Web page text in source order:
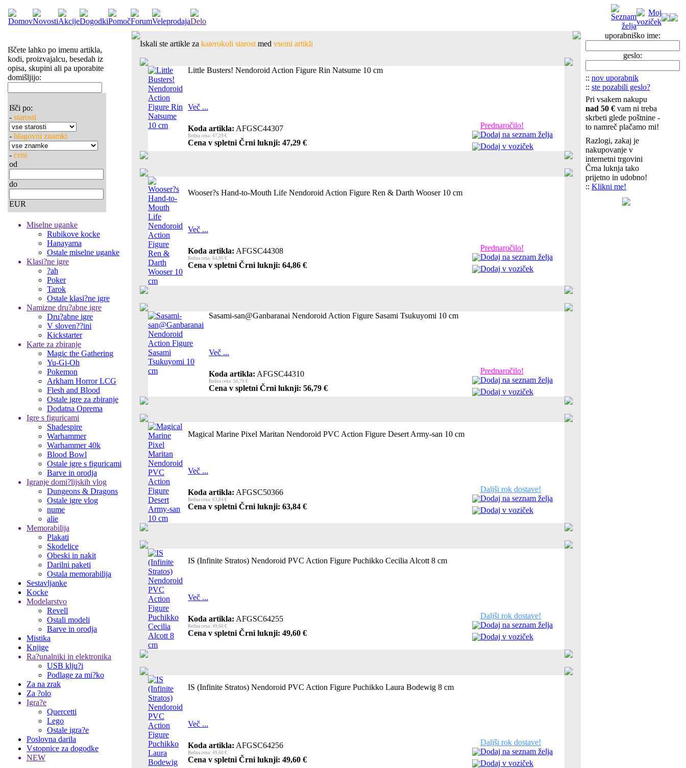
Iščete lahko po imenu artikla,
kodi, proizvajalcu, besedah iz
opisa, skupini ali pa uporabite
domišljijo:
Išči po:
- starosti
- blagovni znamki
- ceni
od
do
EUR
Miselne uganke
Rubikove kocke
Hanayama
Ostale miselne uganke
Klasi?ne igre
?ah
Poker
Tarok
Ostale klasi?ne igre
Namizne dru?abne igre
Dru?abne igre
V sloven??ini
Kickstarter
Karte za zbiranje
Magic the Gathering
Yu-Gi-Oh
Pokemon
Arkham Horror LCG
Flesh and Blood
Ostale igre za zbiranje
Dodatna Oprema
Igre s figuricami
Shadespire
Warhammer
Warhammer 40k
Blood Bowl
Ostale igre s figuricami
Barve in orodja
Igranje domi?lijskih vlog
Dungeons & Dragons
Ostale igre vlog
nume
alie
Memorabilija
Plakati
Skodelice
Obeski in nakit
Darilni paketi
Ostala memorabilija
Sestavljanke
Kocke
Modelarstvo
Revell
Ostali modeli
Barve in orodja
Mistika
Knjige
Ra?unalniki in elektronika
USB klju?i
Podlage za mi?ko
Za na zrak
Za ?olo
Igra?e
Quercetti
Lego
Ostale igra?e
Poslovna darila
Vstopnice za dogodke
NEW
Iskali ste artikle za katerokoli starost med vsemi artikli
Little Busters! Nendoroid Action Figure Rin Natsume 10 cm
Več ...
Koda artikla: AFGSC44307
Redna cena: 47,29 €
Cena v spletni Črni luknji: 47,29 €
Prednaročilo!
Dodaj na seznam želja
Dodaj v voziček
Wooser?s Hand-to-Mouth Life Nendoroid Action Figure Ren & Darth Wooser 10 cm
Več ...
Koda artikla: AFGSC44308
Redna cena: 64,86 €
Cena v spletni Črni luknji: 64,86 €
Prednaročilo!
Dodaj na seznam želja
Dodaj v voziček
Sasami-san@Ganbaranai Nendoroid Action Figure Sasami Tsukuyomi 10 cm
Več ...
Koda artikla: AFGSC44310
Redna cena: 56,79 €
Cena v spletni Črni luknji: 56,79 €
Prednaročilo!
Dodaj na seznam želja
Dodaj v voziček
Magical Marine Pixel Maritan Nendoroid PVC Action Figure Desert Army-san 10 cm
Več ...
Koda artikla: AFGSC50366
Redna cena: 63,84 €
Cena v spletni Črni luknji: 63,84 €
Daljši rok dostave!
Dodaj na seznam želja
Dodaj v voziček
IS (Infinite Stratos) Nendoroid PVC Action Figure Puchikko Cecilia Alcott 8 cm
Več ...
Koda artikla: AFGSC64255
Redna cena: 49,60 €
Cena v spletni Črni luknji: 49,60 €
Daljši rok dostave!
Dodaj na seznam želja
Dodaj v voziček
IS (Infinite Stratos) Nendoroid PVC Action Figure Puchikko Laura Bodewig 8 cm
Več ...
Koda artikla: AFGSC64256
Redna cena: 49,60 €
Cena v spletni Črni luknji: 49,60 €
Daljši rok dostave!
Dodaj na seznam želja
Dodaj v voziček
uporabniško ime:
geslo:
:: nov uporabnik
:: ste pozabili geslo?
Pri vsakem nakupu
nad 50 € vam ni treba
skrbeti glede poštnine -
to namreč plačamo mi!
Razlogi, zakaj je
nakupovanje v
internetni trgovini
Črna luknja tako
prijetno in udobno!
:: Klikni me!